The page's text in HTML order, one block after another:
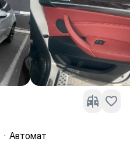
· Автомат